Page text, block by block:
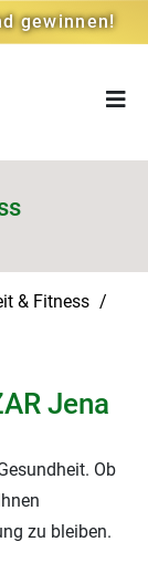
gewinnen!
& Fitness
Jena
Ob
zu bleiben.